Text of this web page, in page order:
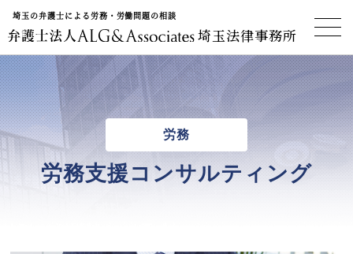
埼玉の弁護士による労務・労働問題の相談
埼玉法律事務所
労務
労務支援コンサルティング